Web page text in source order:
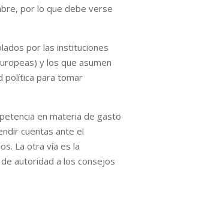
por lo que debe verse
por las instituciones
y los que asumen
política para tomar
en materia de gasto
cuentas ante el
La otra vía es la
autoridad a los consejos